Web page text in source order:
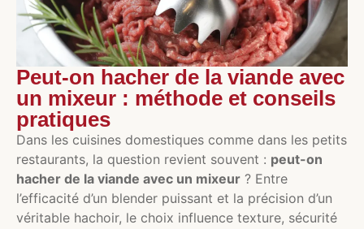
Peut-on hacher de la viande avec
un mixeur : méthode et conseils
pratiques
Dans les cuisines domestiques comme dans les petits
restaurants, la question revient souvent : peut-on
hacher de la viande avec un mixeur ? Entre
l’efficacité d’un blender puissant et la précision d’un
véritable hachoir, le choix influence texture, sécurité